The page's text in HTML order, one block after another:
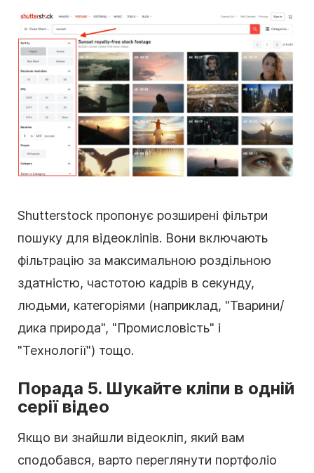
Shutterstock пропонує розширені фільтри
пошуку для відеокліпів. Вони включають
фільтрацію за максимальною роздільною
здатністю, частотою кадрів в секунду,
людьми, категоріями (наприклад, "Тварини/
дика природа", "Промисловість" і
"Технології") тощо.
Порада 5. Шукайте кліпи в одній
серії відео
Якщо ви знайшли відеокліп, який вам
сподобався, варто переглянути портфоліо